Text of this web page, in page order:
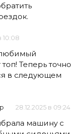
10:08
Теперь точно
в следующем
28.12.2025 в 09:24
машину с